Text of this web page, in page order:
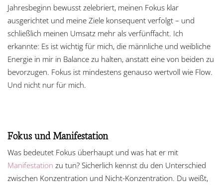
Jahresbeginn bewusst zelebriert, meinen Fokus klar
ausgerichtet und meine Ziele konsequent verfolgt – und
schließlich meinen Umsatz mehr als verfünffacht. Ich
erkannte: Es ist wichtig für mich, die männliche und weibliche
Energie in mir in Balance zu halten, anstatt eine von beiden zu
bevorzugen. Fokus ist mindestens genauso wertvoll wie Flow.
Und nicht nur für mich.
Fokus und Manifestation
Was bedeutet Fokus überhaupt und was hat er mit
Manifestation zu tun? Sicherlich kennst du den Unterschied
zwischen Konzentration und Nicht-Konzentration. Du weißt,